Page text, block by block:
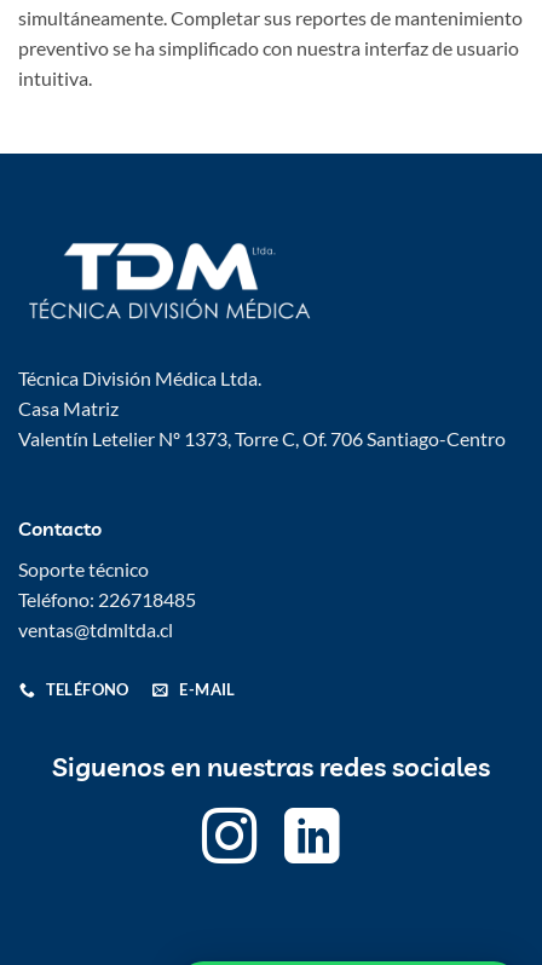
simultáneamente. Completar sus reportes de mantenimiento
preventivo se ha simplificado con nuestra interfaz de usuario
intuitiva.
Técnica División Médica Ltda.
Casa Matriz
Valentín Letelier Nº 1373, Torre C, Of. 706 Santiago-Centro
Contacto
Soporte técnico
Teléfono: 226718485
ventas@tdmltda.cl
TELÉFONO E-MAIL
Siguenos en nuestras redes sociales